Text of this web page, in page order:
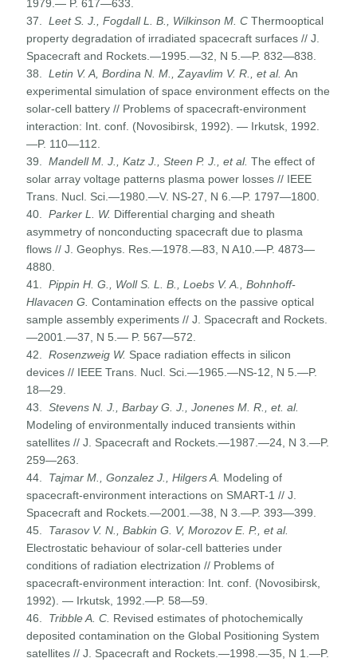
1979.— P. 617—633.
37.Leet S. J., Fogdall L.В ., Wilkinson M.С Thermooptical
property degradation of irradiated spacecraft surfaces // J.
Spacecraft and Rockets.—1995.—32, N 5.—P. 832—838.
38.Letin V. A, Bordina N. M., Zayavlim V. R., et al.An
experimental simulation of space environment effects on the
solar-cell battery // Problems of spacecraft-environment
interaction: Int. conf. (Novosibirsk, 1992). — Irkutsk, 1992.
—P. 110—112.
39.Mandell M. J., Katz J., Steen P. J., et al.The effect of
solar array voltage patterns plasma power losses // IEEE
Trans. Nucl. Sci.—1980.—V. NS-27, N 6.—P. 1797—1800.
40.Parker L. W. Differential charging and sheath
asymmetry of nonconducting spacecraft due to plasma
flows // J. Geophys. Res.—1978.—83, N A10.—P. 4873—
4880.
41.Pippin H. G., Woll S. L.В ., Loebs V. A., Bohnhoff-
Hlavacen G.Contamination effects on the passive optical
sample assembly experiments // J. Spacecraft and Rockets.
—2001.—37, N 5.— P. 567—572.
42.Rosenzweig W. Space radiation effects in silicon
devices // IEEE Trans. Nucl. Sci.—1965.—NS-12, N 5.—P.
18—29.
43.Stevens N. J., Barbay G. J., Jonenes M. R., et. al.
Modeling of environmentally induced transients within
satellites // J. Space­craft and Rockets.—1987.—24, N 3.—P.
259—263.
44. Tajmar M., Gonzalez J., Hilgers A. Modeling of
spacecraft-en­vironment interactions on SMART-1 // J.
Spacecraft and Rockets.—2001.—38, N 3.—P. 393—399.
45. Tarasov V. N., Babkin G. V, Morozov E. P., et al.
Electrostatic behaviour of solar-cell batteries under
conditions of radiation electrization // Problems of
spacecraft-environment interaction: Int. conf. (Novosibirsk,
1992). — Irkutsk, 1992.—P. 58—59.
46. Tribble A. C. Revised estimates of photochemically
deposited contamination on the Global Positioning System
satellites // J. Spacecraft and Rockets.—1998.—35, N 1.—P.